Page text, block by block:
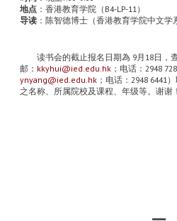
地点 ：香港教育学院（ B4-LP-11）
导读 ：陈智德博士（香港教育学院中文学
读书会的截止报名日期為 9月 18日，
邮： kkyhui@ied.edu.hk ；电话： 2948
ynyang@ied.edu.hk ；电话： 2948 6441
之名称、所属院校及课程、年级等。谢谢！